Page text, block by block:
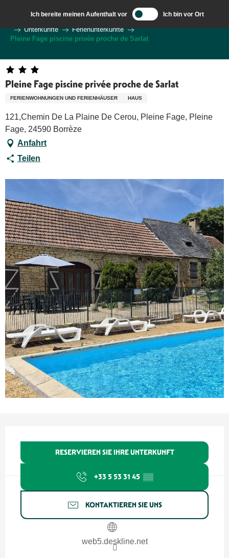
contenu
principal
Ich bereite meinen Aufenthalt vor Ich bin vor Ort
Ich bereite meine Reise vor
Unterkünfte
Ferienunterkünfte
Pleine Fage piscine privée proche de Sarlat
Pleine Fage piscine privée proche de Sarlat
FERIENWOHNUNGEN UND FERIENHÄUSER HAUS
121,Chemin De La Plaine De Cerou, Pleine Fage, Pleine
Fage, 24590 Borrèze
Anfahrt
Teilen
RESERVIEREN SIE IHRE UNTERKUNFT
+33 5 53 31 45 ▒▒
KONTAKTIEREN SIE UNS
web5.deskline.net